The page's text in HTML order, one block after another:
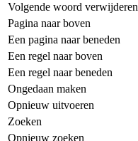
Volgende woord verwijderen
Pagina naar boven
Een pagina naar beneden
Een regel naar boven
Een regel naar beneden
Ongedaan maken
Opnieuw uitvoeren
Zoeken
Opnieuw zoeken